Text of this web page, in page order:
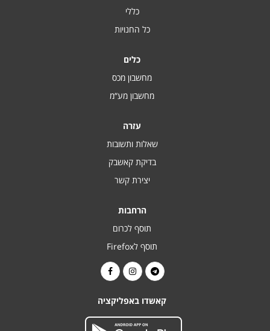
כללי
כל החנויות
כלים
מחשבון מכס
מחשבון מע“מ
עזרה
שאלות ותשובות
בדיקת קאשבק
יצירת קשר
הרחבות
תוסף לכרום
תוסף לFirefox
קאשדו באפליקציה